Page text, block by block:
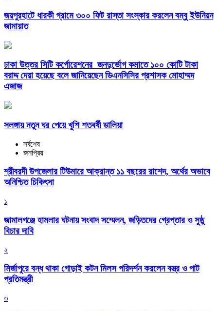
জয়পুরহাটে ধারকী গ্রামে ৩০০ ফিট রাস্তা সংস্কার করলেন বম্বু ইউনিয়ন
জামায়াত
ঢাকা উত্তর সিটি কর্পোরেশনের জনদুর্ভোগ কমাতে ১০০ কোটি টাকা
বরাদ্দ দেয়া হয়েছে বলে জানিয়েছেন ডিএনসিসির প্রশাসক মোহাম্মদ
এজাজ
সলঙ্গায় নতুন ঘর পেয়ে খুশি শতবর্ষী ডালিয়া
সর্বশেষ
জনপ্রিয়
শ্রীবরদী উপজেলার টিউমারে আক্রান্ত ১১ বছরের রাশেদ, অর্থের অভাবে
অনিশ্চিত চিকিৎসা
১
জামালগঞ্জে হামলার ঘটনায় সংবাদ সম্মেলন, জড়িতদের গ্রেপ্তার ও সুষ্ঠু
বিচার দাবি
২
মির্জাপুরে বন্ধ থাকা গোড়াই কটন মিলস পরিদর্শন করলেন বস্ত্র ও পাট
প্রতিমন্ত্রী
৩